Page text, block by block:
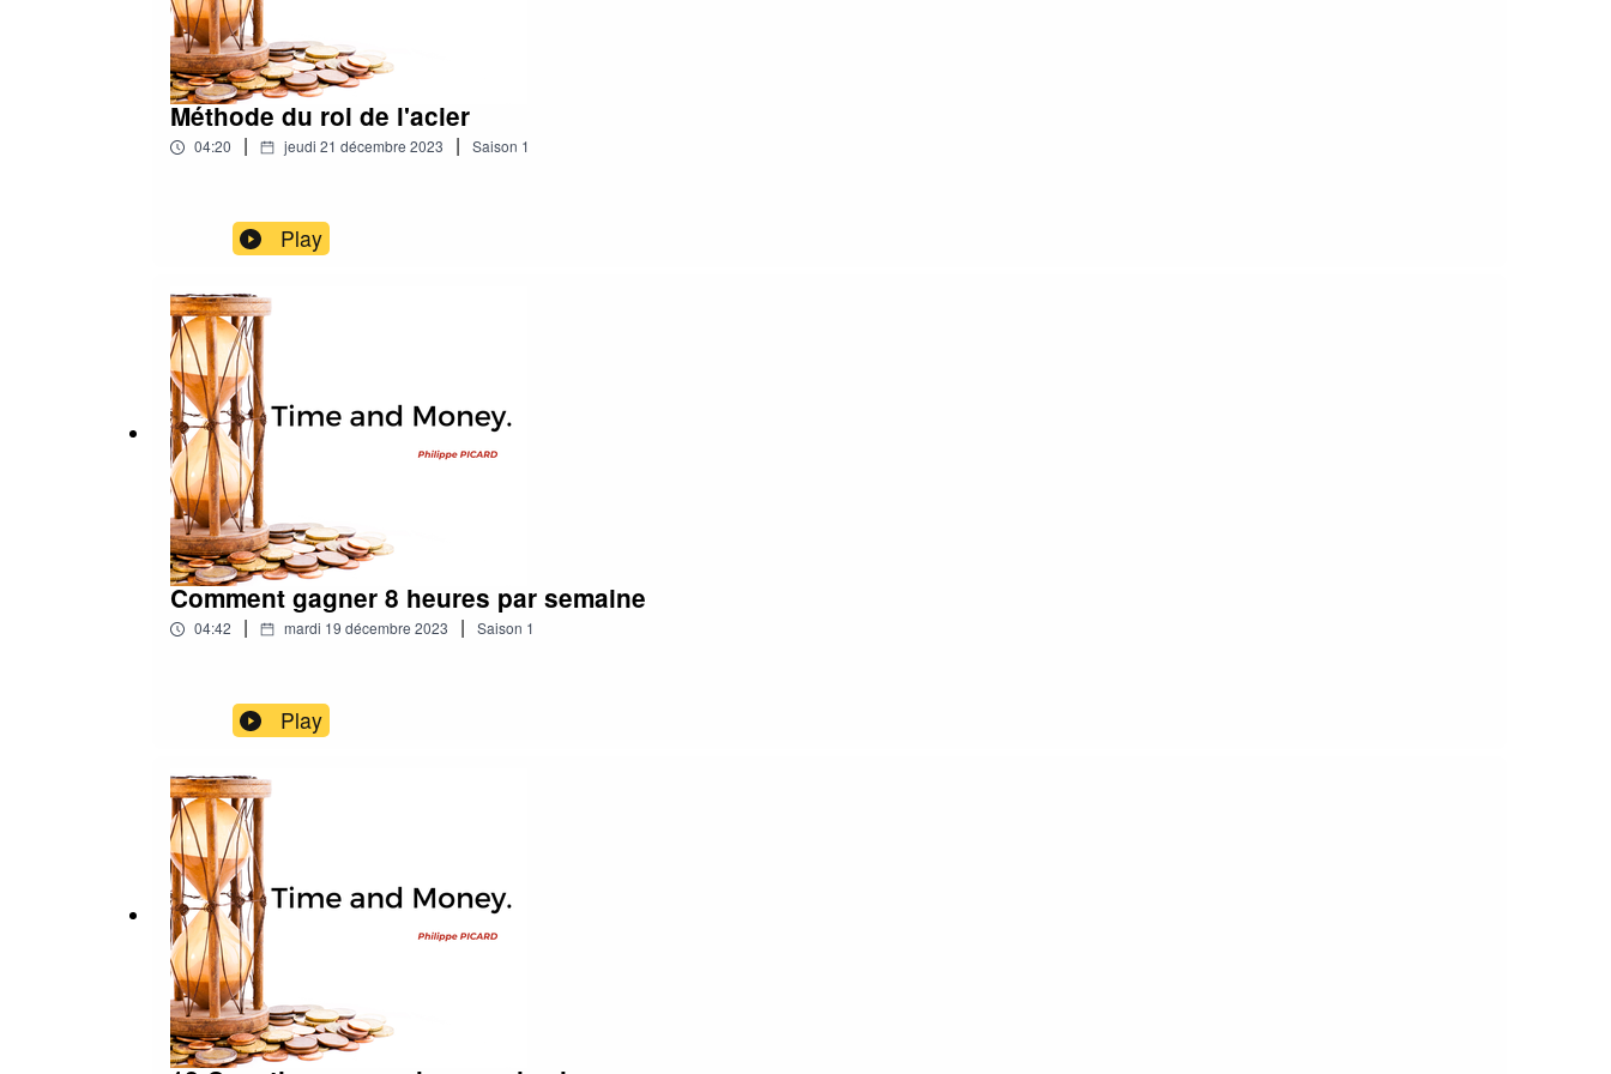
Méthode du roi de l'acier
04:20 | jeudi 21 décembre 2023 | Saison 1
Play
Comment gagner 8 heures par semaine
04:42 | mardi 19 décembre 2023 | Saison 1
Play